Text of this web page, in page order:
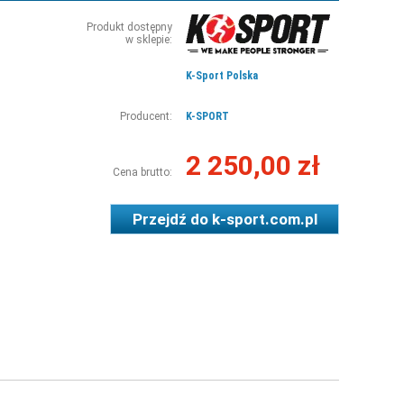
Produkt dostępny
w sklepie:
K-Sport Polska
Producent: K-SPORT
Cena brutto: 2 250,00 zł
Przejdź dok-sport.com.pl